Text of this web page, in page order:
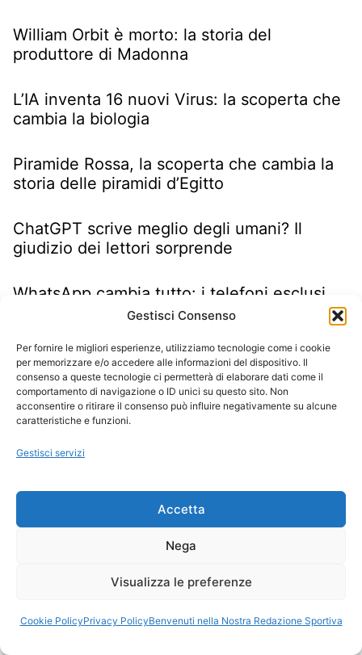
Gestisci Consenso
Per fornire le migliori esperienze, utilizziamo tecnologie come i cookie
per memorizzare e/o accedere alle informazioni del dispositivo. Il
consenso a queste tecnologie ci permetterà di elaborare dati come il
comportamento di navigazione o ID unici su questo sito. Non
acconsentire o ritirare il consenso può influire negativamente su alcune
caratteristiche e funzioni.
Gestisci servizi
Accetta
Nega
Visualizza le preferenze
Cookie PolicyPrivacy PolicyBenvenuti nella Nostra Redazione Sportiva
William Orbit è morto: la storia del
produttore di Madonna
L’IA inventa 16 nuovi Virus: la scoperta che
cambia la biologia
Piramide Rossa, la scoperta che cambia la
storia delle piramidi d’Egitto
ChatGPT scrive meglio degli umani? Il
giudizio dei lettori sorprende
WhatsApp cambia tutto: i telefoni esclusi
dal 10 agosto 2026
Steve Jobs: "Innovazione è ciò che distingue un
la Risonanza di Schumann